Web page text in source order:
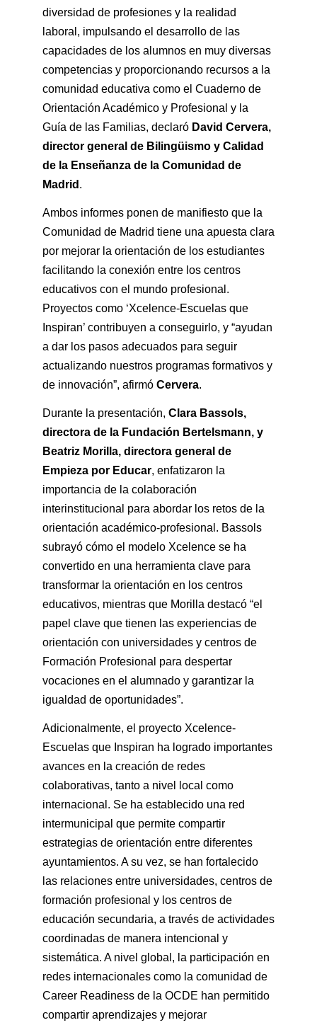
diversidad de profesiones y la realidad
laboral, impulsando el desarrollo de las
capacidades de los alumnos en muy diversas
competencias y proporcionando recursos a la
comunidad educativa como el Cuaderno de
Orientación Académico y Profesional y la
Guía de las Familias, declaró David Cervera,
director general de Bilingüismo y Calidad
de la Enseñanza de la Comunidad de
Madrid .
Ambos informes ponen de manifiesto que la
Comunidad de Madrid tiene una apuesta clara
por mejorar la orientación de los estudiantes
facilitando la conexión entre los centros
educativos con el mundo profesional.
Proyectos como ‘Xcelence-Escuelas que
Inspiran’ contribuyen a conseguirlo, y “ayudan
a dar los pasos adecuados para seguir
actualizando nuestros programas formativos y
de innovación”, afirmó Cervera.
Durante la presentación, Clara Bassols,
directora de la Fundación Bertelsmann, y
Beatriz Morilla, directora general de
Empieza por Educar, enfatizaron la
importancia de la colaboración
interinstitucional para abordar los retos de la
orientación académico-profesional. Bassols
subrayó cómo el modelo Xcelence se ha
convertido en una herramienta clave para
transformar la orientación en los centros
educativos, mientras que Morilla destacó “el
papel clave que tienen las experiencias de
orientación con universidades y centros de
Formación Profesional para despertar
vocaciones en el alumnado y garantizar la
igualdad de oportunidades”.
Adicionalmente, el proyecto Xcelence-
Escuelas que Inspiran ha logrado importantes
avances en la creación de redes
colaborativas, tanto a nivel local como
internacional. Se ha establecido una red
intermunicipal que permite compartir
estrategias de orientación entre diferentes
ayuntamientos. A su vez, se han fortalecido
las relaciones entre universidades, centros de
formación profesional y los centros de
educación secundaria, a través de actividades
coordinadas de manera intencional y
sistemática. A nivel global, la participación en
redes internacionales como la comunidad de
Career Readiness de la OCDE han permitido
compartir aprendizajes y mejorar